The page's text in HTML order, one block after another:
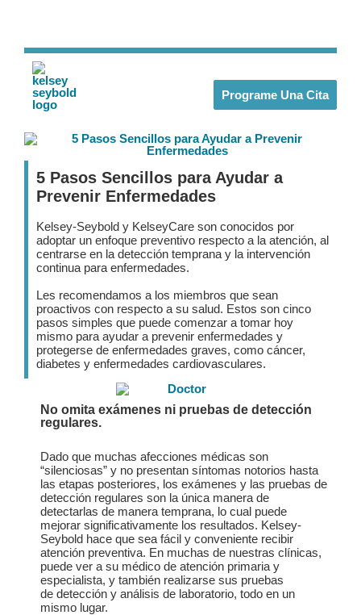
Programe Una Cita
5 Pasos Sencillos para Ayudar a
Prevenir Enfermedades
Kelsey-Seybold y KelseyCare son conocidos por
adoptar un enfoque preventivo respecto a la atención, al
centrarse en la detección temprana y la intervención
continua para enfermedades.
Les recomendamos a los miembros que sean
proactivos con respecto a su salud. Estos son cinco
pasos simples que puede comenzar a tomar hoy
mismo para ayudar a prevenir enfermedades y
protegerse de enfermedades graves, como cáncer,
diabetes y enfermedades cardiovasculares.
No omita exámenes ni pruebas de detección
regulares.
Dado que muchas afecciones médicas son
“silenciosas” y no presentan síntomas notorios hasta
las etapas posteriores, los exámenes y las pruebas de
detección regulares son la única manera de
detectarlas de manera temprana, lo cual puede
mejorar significativamente los resultados. Kelsey-
Seybold hace que sea fácil y conveniente recibir
atención preventiva. En muchas de nuestras clínicas,
puede ver a su médico de atención primaria y
especialista, y también realizarse sus pruebas
de detección y análisis de laboratorio, todo en un
mismo lugar.